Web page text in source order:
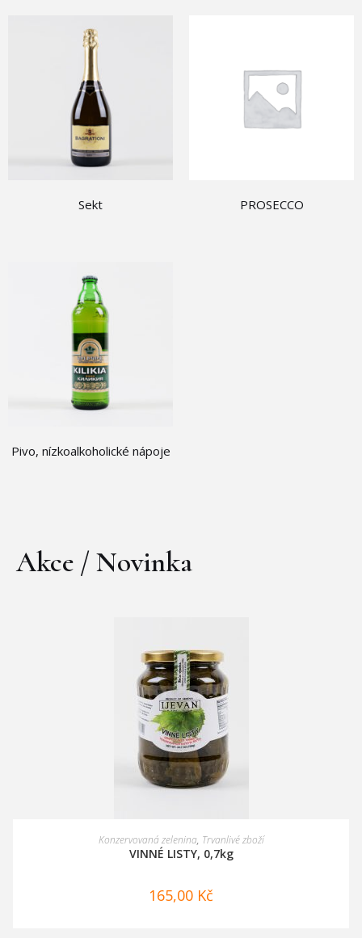
Sekt PROSECCO
Pivo, nízkoalkoholické nápoje
Akce / Novinka
PŘIDAT DO KOŠÍKU
Konzervovaná zelenina, Trvanlivé zboží
VINNÉ LISTY, 0,7kg
165,00 Kč